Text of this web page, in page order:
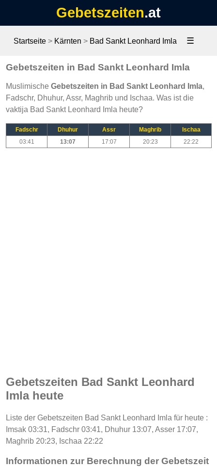
Gebetszeiten.at
Startseite> Kärnten > Bad Sankt Leonhard Imla ☰
Gebetszeiten in Bad Sankt Leonhard Imla
Muslimische Gebetszeiten in Bad Sankt Leonhard Imla,
Fadschr, Dhuhur, Assr, Maghrib und Ischaa. Was ist die
vaktija Bad Sankt Leonhard Imla heute?
Fadschr Dhuhur Assr Maghrib
Ischaa
03:41
13:07 17:07 20:23 22:22
Gebetszeiten Bad Sankt Leonhard
Imla heute
Liste der Gebetszeiten Bad Sankt Leonhard Imla für heute :
Imsak 03:31, Fadschr 03:41, Dhuhur 13:07, Asser 17:07,
Maghrib 20:23, Ischaa 22:22
Informationen zur Berechnung der Gebetszeit